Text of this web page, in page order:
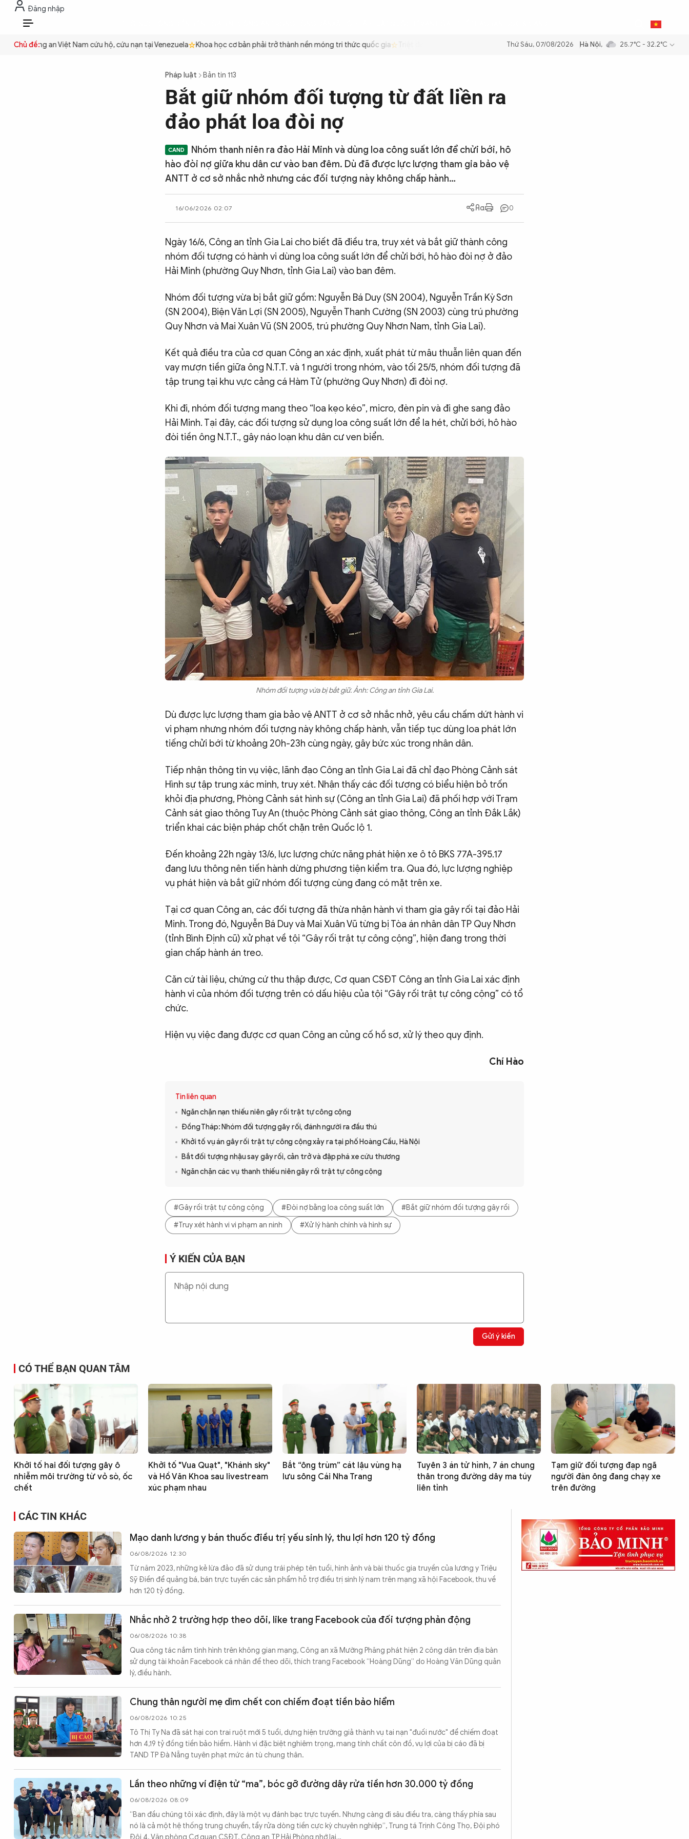
Đăng nhập
VI
Chủ đề:
Công an Việt Nam cứu hộ, cứu nạn tại Venezuela Khoa học cơ bản phải trở thành nền móng tri thức quốc gia Triệt để tiết kiệm xăng dầu để đảm bảo an ninh năng lượng quốc gia Thực hiện Nghị
Thứ Sáu, 07/08/2026 Hà Nội, 25.7°C - 32.2°C
Pháp luật Bản tin 113
Bắt giữ nhóm đối tượng từ đất liền ra
đảo phát loa đòi nợ
Nhóm thanh niên ra đảo Hải Minh và dùng loa công suất lớn để chửi bới, hô
hào đòi nợ giữa khu dân cư vào ban đêm. Dù đã được lực lượng tham gia bảo vệ
ANTT ở cơ sở nhắc nhở nhưng các đối tượng này không chấp hành…
16/06/2026 02:07 0
Ngày 16/6, Công an tỉnh Gia Lai cho biết đã điều tra, truy xét và bắt giữ thành công
nhóm đối tượng có hành vi dùng loa công suất lớn để chửi bới, hô hào đòi nợ ở đảo
Hải Minh (phường Quy Nhơn, tỉnh Gia Lai) vào ban đêm.
Nhóm đối tượng vừa bị bắt giữ gồm: Nguyễn Bá Duy (SN 2004), Nguyễn Trần Kỳ Sơn
(SN 2004), Biện Văn Lợi (SN 2005), Nguyễn Thanh Cường (SN 2003) cùng trú phường
Quy Nhơn và Mai Xuân Vũ (SN 2005, trú phường Quy Nhơn Nam, tỉnh Gia Lai).
Kết quả điều tra của cơ quan Công an xác định, xuất phát từ mâu thuẫn liên quan đến
vay mượn tiền giữa ông N.T.T. và 1 người trong nhóm, vào tối 25/5, nhóm đối tượng đã
tập trung tại khu vực cảng cá Hàm Tử (phường Quy Nhơn) đi đòi nợ.
Khi đi, nhóm đối tượng mang theo “loa kẹo kéo”, micro, đèn pin và đi ghe sang đảo
Hải Minh. Tại đây, các đối tượng sử dụng loa công suất lớn để la hét, chửi bới, hô hào
đòi tiền ông N.T.T., gây náo loạn khu dân cư ven biển.
Nhóm đối tượng vừa bị bắt giữ. Ảnh: Công an tỉnh Gia Lai.
Dù được lực lượng tham gia bảo vệ ANTT ở cơ sở nhắc nhở, yêu cầu chấm dứt hành vi
vi phạm nhưng nhóm đối tượng này không chấp hành, vẫn tiếp tục dùng loa phát lớn
tiếng chửi bới từ khoảng 20h-23h cùng ngày, gây bức xúc trong nhân dân.
Tiếp nhận thông tin vụ việc, lãnh đạo Công an tỉnh Gia Lai đã chỉ đạo Phòng Cảnh sát
Hình sự tập trung xác minh, truy xét. Nhận thấy các đối tượng có biểu hiện bỏ trốn
khỏi địa phương, Phòng Cảnh sát hình sự (Công an tỉnh Gia Lai) đã phối hợp với Trạm
Cảnh sát giao thông Tuy An (thuộc Phòng Cảnh sát giao thông, Công an tỉnh Đắk Lắk)
triển khai các biện pháp chốt chặn trên Quốc lộ 1.
Đến khoảng 22h ngày 13/6, lực lượng chức năng phát hiện xe ô tô BKS 77A-395.17
đang lưu thông nên tiến hành dừng phương tiện kiểm tra. Qua đó, lực lượng nghiệp
vụ phát hiện và bắt giữ nhóm đối tượng cùng đang có mặt trên xe.
Tại cơ quan Công an, các đối tượng đã thừa nhận hành vi tham gia gây rối tại đảo Hải
Minh. Trong đó, Nguyễn Bá Duy và Mai Xuân Vũ từng bị Tòa án nhân dân TP Quy Nhơn
(tỉnh Bình Định cũ) xử phạt về tội “Gây rối trật tự công cộng”, hiện đang trong thời
gian chấp hành án treo.
Căn cứ tài liệu, chứng cứ thu thập được, Cơ quan CSĐT Công an tỉnh Gia Lai xác định
hành vi của nhóm đối tượng trên có dấu hiệu của tội “Gây rối trật tự công cộng” có tổ
chức.
Hiện vụ việc đang được cơ quan Công an củng cố hồ sơ, xử lý theo quy định.
Chí Hào
Tin liên quan
Ngăn chặn nạn thiếu niên gây rối trật tự công cộng
Đồng Tháp: Nhóm đối tượng gây rối, đánh người ra đầu thú
Khởi tố vụ án gây rối trật tự công cộng xảy ra tại phố Hoàng Cầu, Hà Nội
Bắt đối tượng nhậu say gây rối, cản trở và đập phá xe cứu thương
Ngăn chặn các vụ thanh thiếu niên gây rối trật tự công cộng
#Gây rối trật tự công cộng #Đòi nợ bằng loa công suất lớn
#Bắt giữ nhóm đối tượng gây rối
#Truy xét hành vi vi phạm an ninh
#Xử lý hành chính và hình sự
Ý KIẾN CỦA BẠN
Gửi ý kiến
CÓ THỂ BẠN QUAN TÂM
Khởi tố hai đối tượng gây ô
nhiễm môi trường từ vỏ sò, ốc
chết
Khởi tố "Vua Quạt", "Khánh sky"
và Hồ Văn Khoa sau livestream
xúc phạm nhau
Bắt “ông trùm” cát lậu vùng hạ
lưu sông Cái Nha Trang
Tuyên 3 án tử hình, 7 án chung
thân trong đường dây ma túy
liên tỉnh
Tạm giữ đối tượng đạp ngã
người đàn ông đang chạy xe
trên đường
CÁC TIN KHÁC
Mạo danh lương y bán thuốc điều trị yếu sinh lý, thu lợi hơn 120 tỷ đồng
06/08/2026 12:30
Từ năm 2023, những kẻ lừa đảo đã sử dụng trái phép tên tuổi, hình ảnh và bài thuốc gia truyền của lương y Triệu
Sỹ Điền để quảng bá, bán trực tuyến các sản phẩm hỗ trợ điều trị sinh lý nam trên mạng xã hội Facebook, thu về
hơn 120 tỷ đồng.
Nhắc nhở 2 trường hợp theo dõi, like trang Facebook của đối tượng phản động
06/08/2026 10:38
Qua công tác nắm tình hình trên không gian mạng, Công an xã Mường Phăng phát hiện 2 công dân trên địa bàn
sử dụng tài khoản Facebook cá nhân để theo dõi, thích trang Facebook “Hoàng Dũng” do Hoàng Văn Dũng quản
lý, điều hành.
Chung thân người mẹ dìm chết con chiếm đoạt tiền bảo hiểm
06/08/2026 10:25
Tô Thị Ty Na đã sát hại con trai ruột mới 5 tuổi, dựng hiện trường giả thành vụ tai nạn "đuối nước" để chiếm đoạt
hơn 4,19 tỷ đồng tiền bảo hiểm. Hành vi đặc biệt nghiêm trọng, mang tính chất côn đồ, vụ lợi của bị cáo đã bị
TAND TP Đà Nẵng tuyên phạt mức án tù chung thân.
Lần theo những ví điện tử “ma”, bóc gỡ đường dây rửa tiền hơn 30.000 tỷ đồng
06/08/2026 08:09
“Ban đầu chúng tôi xác định, đây là một vụ đánh bạc trực tuyến. Nhưng càng đi sâu điều tra, càng thấy phía sau
nó là cả một hệ thống trung chuyển, tẩy rửa dòng tiền cực kỳ chuyên nghiệp”, Trung tá Trịnh Công Thọ, Đội phó
Đội 4, Văn phòng Cơ quan CSĐT, Công an TP Hải Phòng nhớ lại…